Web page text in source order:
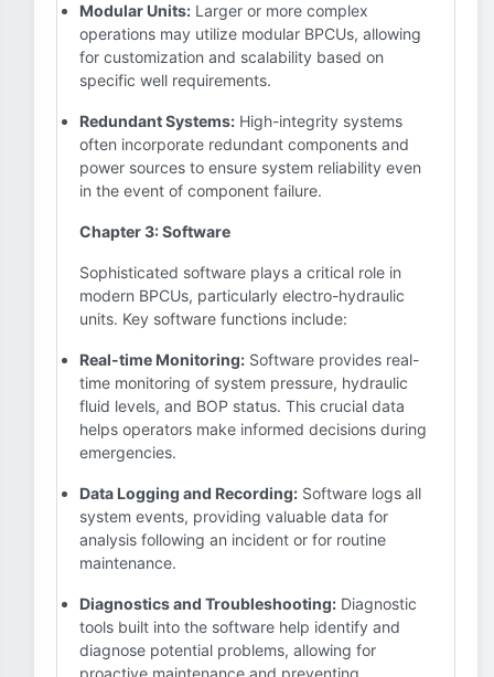
Modular Units: Larger or more complex
operations may utilize modular BPCUs, allowing
for customization and scalability based on
specific well requirements.
Redundant Systems: High-integrity systems
often incorporate redundant components and
power sources to ensure system reliability even
in the event of component failure.
Chapter 3: Software
Sophisticated software plays a critical role in
modern BPCUs, particularly electro-hydraulic
units. Key software functions include:
Real-time Monitoring: Software provides real-
time monitoring of system pressure, hydraulic
fluid levels, and BOP status. This crucial data
helps operators make informed decisions during
emergencies.
Data Logging and Recording: Software logs all
system events, providing valuable data for
analysis following an incident or for routine
maintenance.
Diagnostics and Troubleshooting: Diagnostic
tools built into the software help identify and
diagnose potential problems, allowing for
proactive maintenance and preventing